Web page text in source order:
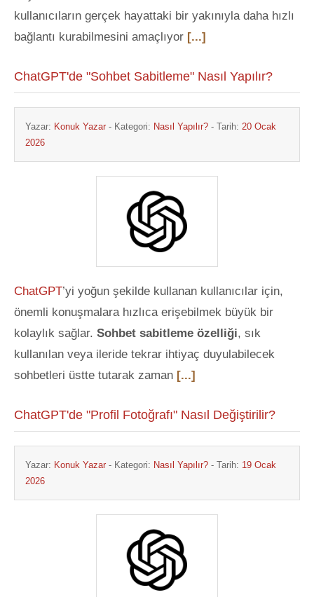
kullanıcıların gerçek hayattaki bir yakınıyla daha hızlı
bağlantı kurabilmesini amaçlıyor [...]
ChatGPT'de "Sohbet Sabitleme" Nasıl Yapılır?
Yazar: Konuk Yazar - Kategori: Nasıl Yapılır? - Tarih: 20 Ocak
2026
ChatGPT’yi yoğun şekilde kullanan kullanıcılar için,
önemli konuşmalara hızlıca erişebilmek büyük bir
kolaylık sağlar. Sohbet sabitleme özelliği, sık
kullanılan veya ileride tekrar ihtiyaç duyulabilecek
sohbetleri üstte tutarak zaman [...]
ChatGPT'de "Profil Fotoğrafı" Nasıl Değiştirilir?
Yazar: Konuk Yazar - Kategori: Nasıl Yapılır? - Tarih: 19 Ocak
2026